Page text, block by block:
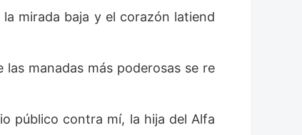
impactados cuando, de repente,
no debe morir. Aún le espera
mirada, profunda como un
estalló una guerra entre los
su loba muerta, ¿sería la diosa de
mirada baja y el corazón latiend
manadas más poderosas se re
público contra mí, la hija del Alfa